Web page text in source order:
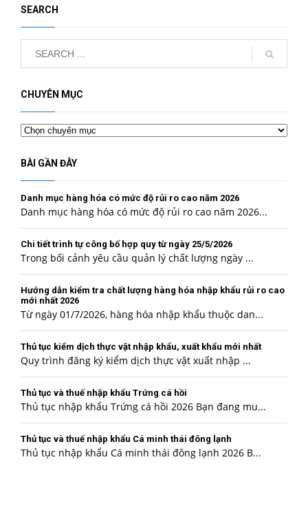
SEARCH
CHUYÊN MỤC
Chuyên
mục
BÀI GẦN ĐÂY
Danh mục hàng hóa có mức độ rủi ro cao năm 2026
Danh mục hàng hóa có mức độ rủi ro cao năm 2026...
Chi tiết trình tự công bố hợp quy từ ngày 25/5/2026
Trong bối cảnh yêu cầu quản lý chất lượng ngày ...
Hướng dẫn kiểm tra chất lượng hàng hóa nhập khẩu rủi ro cao
mới nhất 2026
Từ ngày 01/7/2026, hàng hóa nhập khẩu thuộc dan...
Thủ tục kiểm dịch thực vật nhập khẩu, xuất khẩu mới nhất
Quy trình đăng ký kiểm dịch thực vật xuất nhập ...
Thủ tục và thuế nhập khẩu Trứng cá hồi
Thủ tục nhập khẩu Trứng cá hồi 2026 Bạn đang mu...
Thủ tục và thuế nhập khẩu Cá minh thái đông lạnh
Thủ tục nhập khẩu Cá minh thái đông lạnh 2026 B...